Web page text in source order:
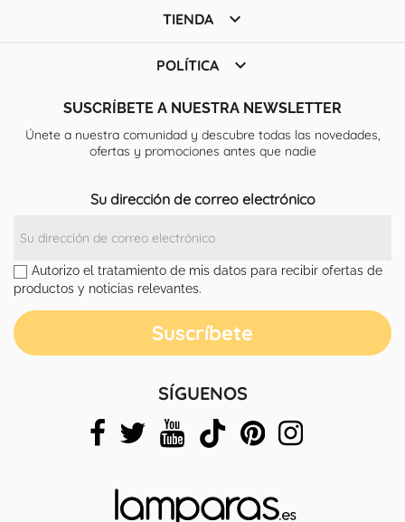
TIENDA 
POLÍTICA 
SUSCRÍBETE A NUESTRA NEWSLETTER
Únete a nuestra comunidad y descubre todas las novedades,
ofertas y promociones antes que nadie
Su dirección de correo electrónico
Autorizo el tratamiento de mis datos para recibir ofertas de
productos y noticias relevantes.
SÍGUENOS